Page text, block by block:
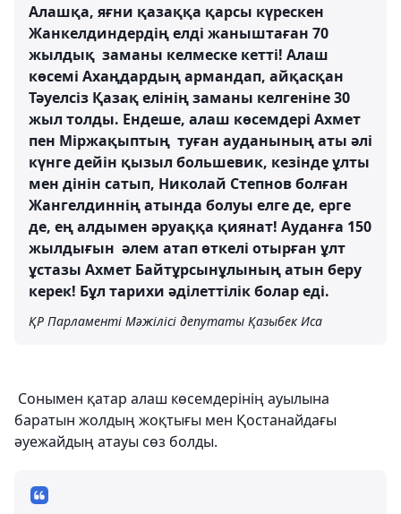
Алашқа, яғни қазаққа қарсы күрескен
Жанкелдиндердің елді жаныштаған 70
жылдық заманы келмеске кетті! Алаш
көсемі Ахаңдардың армандап, айқасқан
Тәуелсіз Қазақ елінің заманы келгеніне 30
жыл толды. Ендеше, алаш көсемдері Ахмет
пен Міржақыптың туған ауданының аты әлі
күнге дейін қызыл большевик, кезінде ұлты
мен дінін сатып, Николай Степнов болған
Жангелдиннің атында болуы елге де, ерге
де, ең алдымен әруаққа қиянат! Ауданға 150
жылдығын әлем атап өткелі отырған ұлт
ұстазы Ахмет Байтұрсынұлының атын беру
керек! Бұл тарихи әділеттілік болар еді.
ҚР Парламенті Мәжілісі депутаты Қазыбек Иса
Сонымен қатар алаш көсемдерінің ауылына
баратын жолдың жоқтығы мен Қостанайдағы
әуежайдың атауы сөз болды.